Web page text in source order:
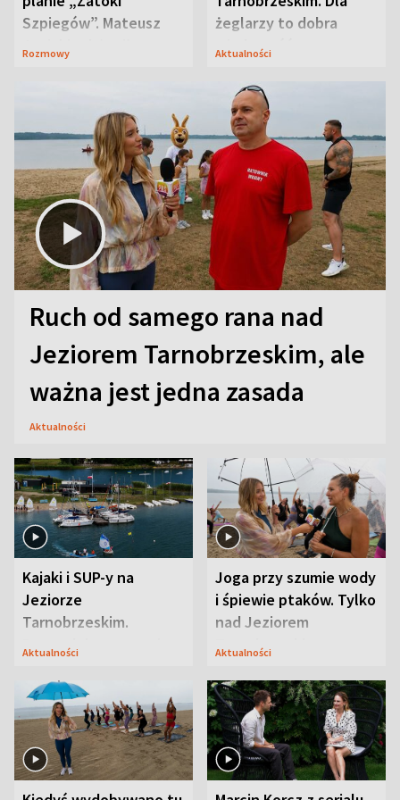
Szpiegów”. Mateusz
Janicki odsłonił
Rozmowy
żeglarzy to dobra
wiadomość
Aktualności
Ruch od samego rana nad
Jeziorem Tarnobrzeskim, ale
ważna jest jedna zasada
Aktualności
Kajaki i SUP-y na
Jeziorze
Tarnobrzeskim.
Przyrodnicy zwracają
Aktualności
Joga przy szumie wody
i śpiewie ptaków. Tylko
nad Jeziorem
Tarnobrzeskim
Aktualności